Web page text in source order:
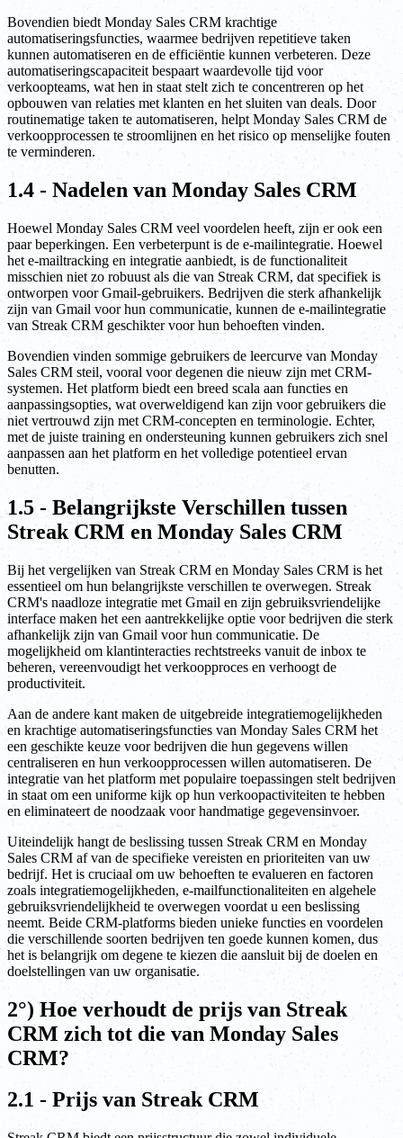
Bovendien biedt Monday Sales CRM krachtige
automatiseringsfuncties, waarmee bedrijven repetitieve taken
kunnen automatiseren en de efficiëntie kunnen verbeteren. Deze
automatiseringscapaciteit bespaart waardevolle tijd voor
verkoopteams, wat hen in staat stelt zich te concentreren op het
opbouwen van relaties met klanten en het sluiten van deals. Door
routinematige taken te automatiseren, helpt Monday Sales CRM de
verkoopprocessen te stroomlijnen en het risico op menselijke fouten
te verminderen.
1.4 - Nadelen van Monday Sales CRM
Hoewel Monday Sales CRM veel voordelen heeft, zijn er ook een
paar beperkingen. Een verbeterpunt is de e-mailintegratie. Hoewel
het e-mailtracking en integratie aanbiedt, is de functionaliteit
misschien niet zo robuust als die van Streak CRM, dat specifiek is
ontworpen voor Gmail-gebruikers. Bedrijven die sterk afhankelijk
zijn van Gmail voor hun communicatie, kunnen de e-mailintegratie
van Streak CRM geschikter voor hun behoeften vinden.
Bovendien vinden sommige gebruikers de leercurve van Monday
Sales CRM steil, vooral voor degenen die nieuw zijn met CRM-
systemen. Het platform biedt een breed scala aan functies en
aanpassingsopties, wat overweldigend kan zijn voor gebruikers die
niet vertrouwd zijn met CRM-concepten en terminologie. Echter,
met de juiste training en ondersteuning kunnen gebruikers zich snel
aanpassen aan het platform en het volledige potentieel ervan
benutten.
1.5 - Belangrijkste Verschillen tussen
Streak CRM en Monday Sales CRM
Bij het vergelijken van Streak CRM en Monday Sales CRM is het
essentieel om hun belangrijkste verschillen te overwegen. Streak
CRM's naadloze integratie met Gmail en zijn gebruiksvriendelijke
interface maken het een aantrekkelijke optie voor bedrijven die sterk
afhankelijk zijn van Gmail voor hun communicatie. De
mogelijkheid om klantinteracties rechtstreeks vanuit de inbox te
beheren, vereenvoudigt het verkoopproces en verhoogt de
productiviteit.
Aan de andere kant maken de uitgebreide integratiemogelijkheden
en krachtige automatiseringsfuncties van Monday Sales CRM het
een geschikte keuze voor bedrijven die hun gegevens willen
centraliseren en hun verkoopprocessen willen automatiseren. De
integratie van het platform met populaire toepassingen stelt bedrijven
in staat om een uniforme kijk op hun verkoopactiviteiten te hebben
en eliminateert de noodzaak voor handmatige gegevensinvoer.
Uiteindelijk hangt de beslissing tussen Streak CRM en Monday
Sales CRM af van de specifieke vereisten en prioriteiten van uw
bedrijf. Het is cruciaal om uw behoeften te evalueren en factoren
zoals integratiemogelijkheden, e-mailfunctionaliteiten en algehele
gebruiksvriendelijkheid te overwegen voordat u een beslissing
neemt. Beide CRM-platforms bieden unieke functies en voordelen
die verschillende soorten bedrijven ten goede kunnen komen, dus
het is belangrijk om degene te kiezen die aansluit bij de doelen en
doelstellingen van uw organisatie.
2°) Hoe verhoudt de prijs van Streak
CRM zich tot die van Monday Sales
CRM?
2.1 - Prijs van Streak CRM